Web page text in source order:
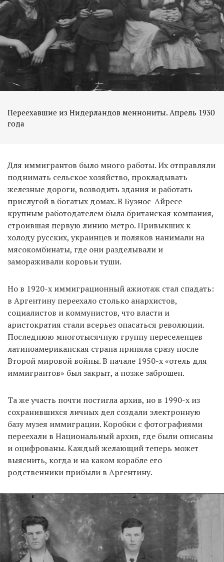
Переехавшие из Нидерландов меннониты. Апрель 1930
года
Для иммигрантов было много работы. Их отправляли
поднимать сельское хозяйство, прокладывать
железные дороги, возводить здания и работать
прислугой в богатых домах. В Буэнос-Айресе
крупным работодателем была британская компания,
строившая первую линию метро. Привыкших к
холоду русских, украинцев и поляков нанимали на
мясокомбинаты, где они разделывали и
замораживали коровьи туши.
Но в 1920-х иммиграционный ажиотаж стал спадать:
в Аргентину переехало столько анархистов,
социалистов и коммунистов, что власти и
аристократия стали всерьез опасаться революции.
Последнюю многотысячную группу переселенцев
латиноамериканская страна приняла сразу после
Второй мировой войны. В начале 1950-х «отель для
иммигрантов» был закрыт, а позже заброшен.
Та же участь почти постигла архив, но в 1990-х из
сохранившихся личных дел создали электронную
базу музея иммиграции. Коробки с фотографиями
переехали в Национальный архив, где были описаны
и оцифрованы. Каждый желающий теперь может
выяснить, когда и на каком корабле его
родственники прибыли в Аргентину.